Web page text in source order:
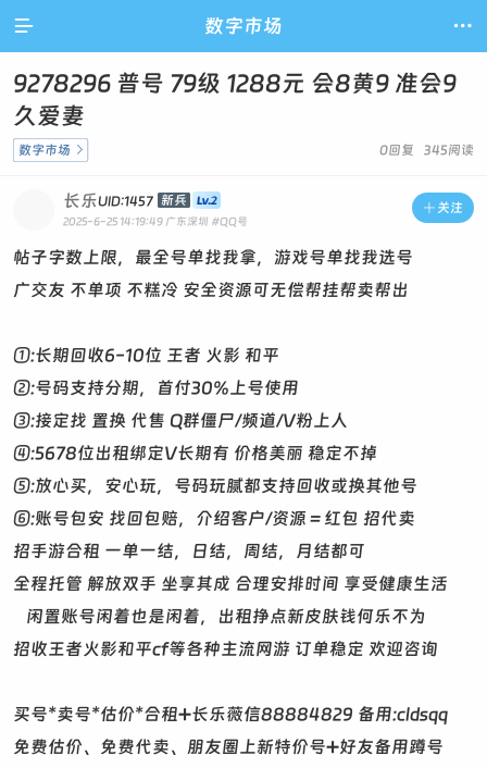
 数字市场 
9278296 普号 79级 1288元 会8黄9 准会9
久爱妻
0回复 345阅读
数字市场 
 关注
长乐UID:1457 新兵
2025-6-25 14:19:49 广东深圳 #QQ号
帖子字数上限，最全号单找我拿，游戏号单找我选号
广交友 不单项 不糕冷 安全资源可无偿帮挂帮卖帮出
①:长期回收6-10位 王者 火影 和平
②:号码支持分期，首付30%上号使用
③:接定找 置换 代售 Q群僵尸/频道/V粉上人
④:5678位出租绑定V长期有 价格美丽 稳定不掉
⑤:放心买，安心玩，号码玩腻都支持回收或换其他号
⑥:账号包安 找回包赔，介绍客户/资源＝红包 招代卖
招手游合租 一单一结，日结，周结，月结都可
全程托管 解放双手 坐享其成 合理安排时间 享受健康生活
闲置账号闲着也是闲着，出租挣点新皮肤钱何乐不为
招收王者火影和平cf等各种主流网游 订单稳定 欢迎咨询
买号*卖号*估价*合租➕长乐薇信88884829 备用:cldsqq
免费估价、免费代卖、朋友圈上新特价号➕好友备用蹲号